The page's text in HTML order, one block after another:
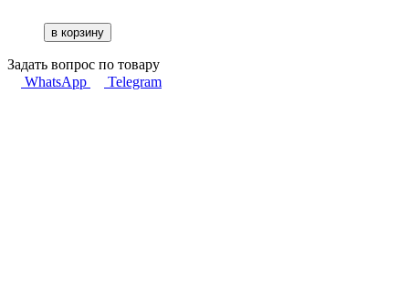
в корзину
Задать вопрос по товару
WhatsApp
Telegram